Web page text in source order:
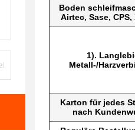
Boden
Airtec, Sase, CPS,
1).
Metall-/
Karton für jedes
nach